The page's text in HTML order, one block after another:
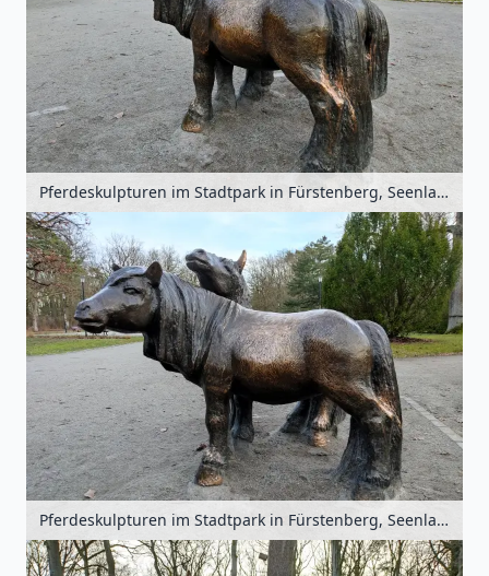
Pferdeskulpturen im Stadtpark in Fürstenberg, Seenland Oder-Spree, Brandenburg, Deutschland
Pferdeskulpturen im Stadtpark in Fürstenberg, Seenland Oder-Spree, Brandenburg, Deutschland